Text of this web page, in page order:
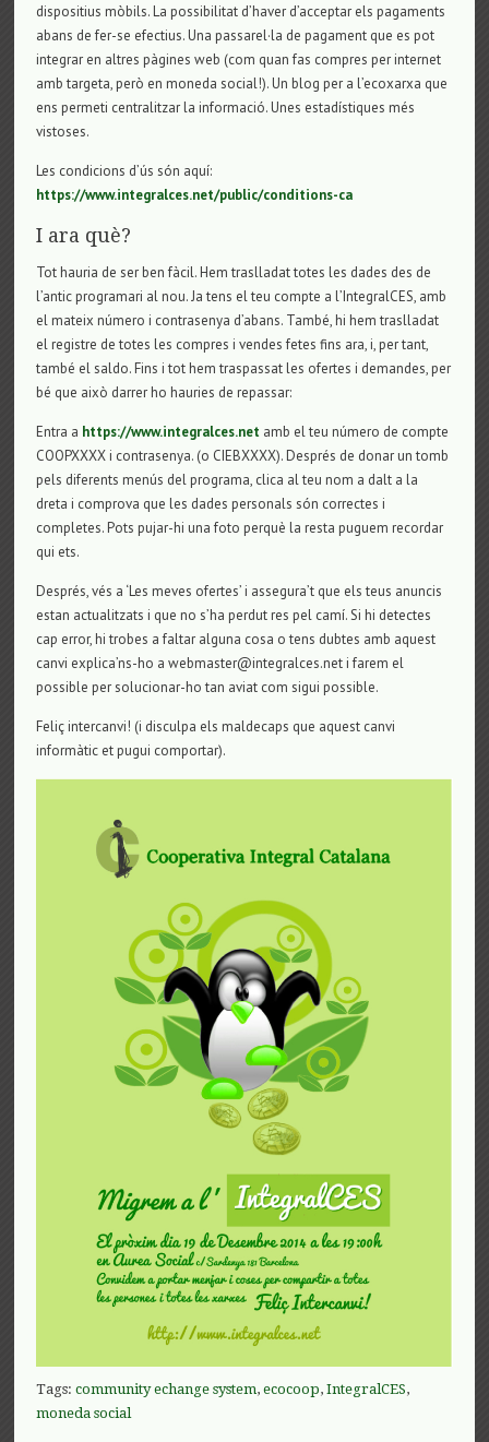
dispositius mòbils. La possibilitat d’haver d’acceptar els pagaments
abans de fer-se efectius. Una passarel·la de pagament que es pot
integrar en altres pàgines web (com quan fas compres per internet
amb targeta, però en moneda social!). Un blog per a l’ecoxarxa que
ens permeti centralitzar la informació. Unes estadístiques més
vistoses.
Les condicions d’ús són aquí:
https://www.integralces.net/public/conditions-ca
I ara què?
Tot hauria de ser ben fàcil. Hem traslladat totes les dades des de
l’antic programari al nou. Ja tens el teu compte a l’IntegralCES, amb
el mateix número i contrasenya d’abans. També, hi hem traslladat
el registre de totes les compres i vendes fetes fins ara, i, per tant,
també el saldo. Fins i tot hem traspassat les ofertes i demandes, per
bé que això darrer ho hauries de repassar:
Entra a https://www.integralces.net amb el teu número de compte
COOPXXXX i contrasenya. (o CIEBXXXX). Després de donar un tomb
pels diferents menús del programa, clica al teu nom a dalt a la
dreta i comprova que les dades personals són correctes i
completes. Pots pujar-hi una foto perquè la resta puguem recordar
qui ets.
Després, vés a ‘Les meves ofertes’ i assegura’t que els teus anuncis
estan actualitzats i que no s’ha perdut res pel camí. Si hi detectes
cap error, hi trobes a faltar alguna cosa o tens dubtes amb aquest
canvi explica’ns-ho a webmaster@integralces.net i farem el
possible per solucionar-ho tan aviat com sigui possible.
Feliç intercanvi! (i disculpa els maldecaps que aquest canvi
informàtic et pugui comportar).
Tags:community echange system,ecocoop,IntegralCES,
moneda social